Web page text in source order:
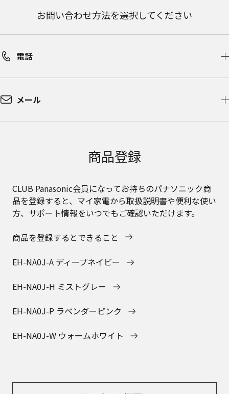
お問い合わせ方法を選択してください
電話
メール
商品登録
CLUB Panasonic会員になってお持ちのパナソニック商
品を登録すると、マイ家電から取扱説明書や便利な使い
方、サポート情報をいつでもご確認いただけます。
商品を登録するとできること
EH-NA0J-A ディープネイビー
EH-NA0J-H ミストグレー
EH-NA0J-P ラベンダーピンク
EH-NA0J-W ウォームホワイト